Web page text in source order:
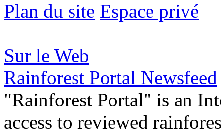
Plan du site Espace privé
Sur le Web
Rainforest Portal Newsfeed
"Rainforest Portal" is an
access to reviewed